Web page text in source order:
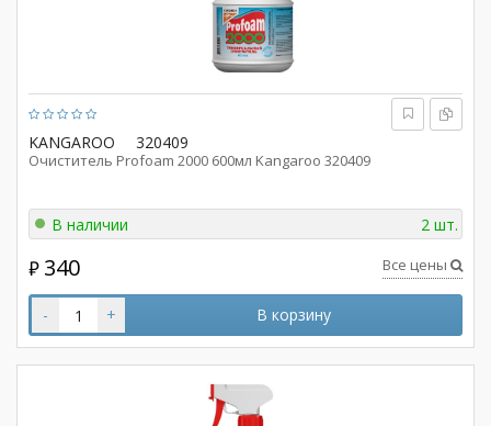
KANGAROO 320409
Очиститель Profoam 2000 600мл Kangaroo 320409
В наличии 2 шт.
₽ 340 Все цены
- + В корзину